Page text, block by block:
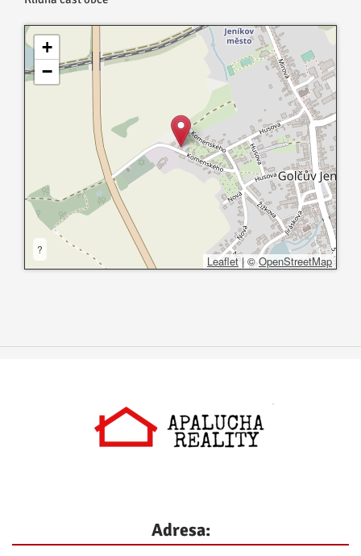
+
−
?
Leaflet |©OpenStreetMap
Adresa: